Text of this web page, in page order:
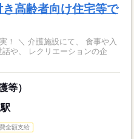
高齢者向け住宅等で
食事や入
や、 レクリエーションの企
等）
全額支給